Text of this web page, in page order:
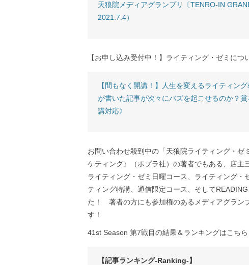
天狼院メディアグランプリ〔TENRO-IN
2021.7.4）
【お申し込み受付中！】ライティング・ゼミにつ
【間もなく開講！】人生を変えるライティン
が書いた記事が次々にバズを起こせるのか？
講対応》
お問い合わせ殺到中の「天狼院ライティング・
ケティング』（ポプラ社）の著者でもある、店主
ライティング・ゼミ日曜コース、ライティング
ティング特講、通信限定コース、そして
た！ 著者の方にも参加権のあるメディアグラン
す！
41st Season 第7戦目の結果＆ランキングはこちら
【記事ランキング-Ranking-】